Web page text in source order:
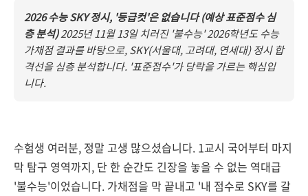
2026 수능 SKY 정시, '등급컷'은 없습니다 (예상 표준점수 심
층 분석)2025년 11월 13일 치러진 '불수능' 2026학년도 수능
가채점 결과를 바탕으로, SKY(서울대, 고려대, 연세대) 정시 합
격선을 심층 분석합니다. '표준점수'가 당락을 가르는 핵심입
니다.
수험생 여러분, 정말 고생 많으셨습니다. 1교시 국어부터 마지
막 탐구 영역까지, 단 한 순간도 긴장을 놓을 수 없는 역대급
'불수능'이었습니다. 가채점을 막 끝내고 '내 점수로 SKY를 갈